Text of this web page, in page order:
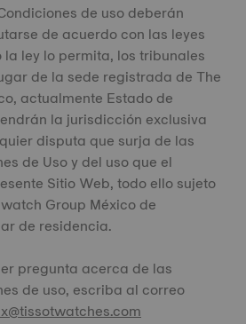
de uso deberán
de acuerdo con las leyes
ley lo permita, los tribunales
de la sede registrada de The
actualmente Estado de
la jurisdicción exclusiva
disputa que surja de las
de Uso y del uso que el
Sitio Web, todo ello sujeto
Group México de
de residencia.
pregunta acerca de las
de uso, escriba al correo